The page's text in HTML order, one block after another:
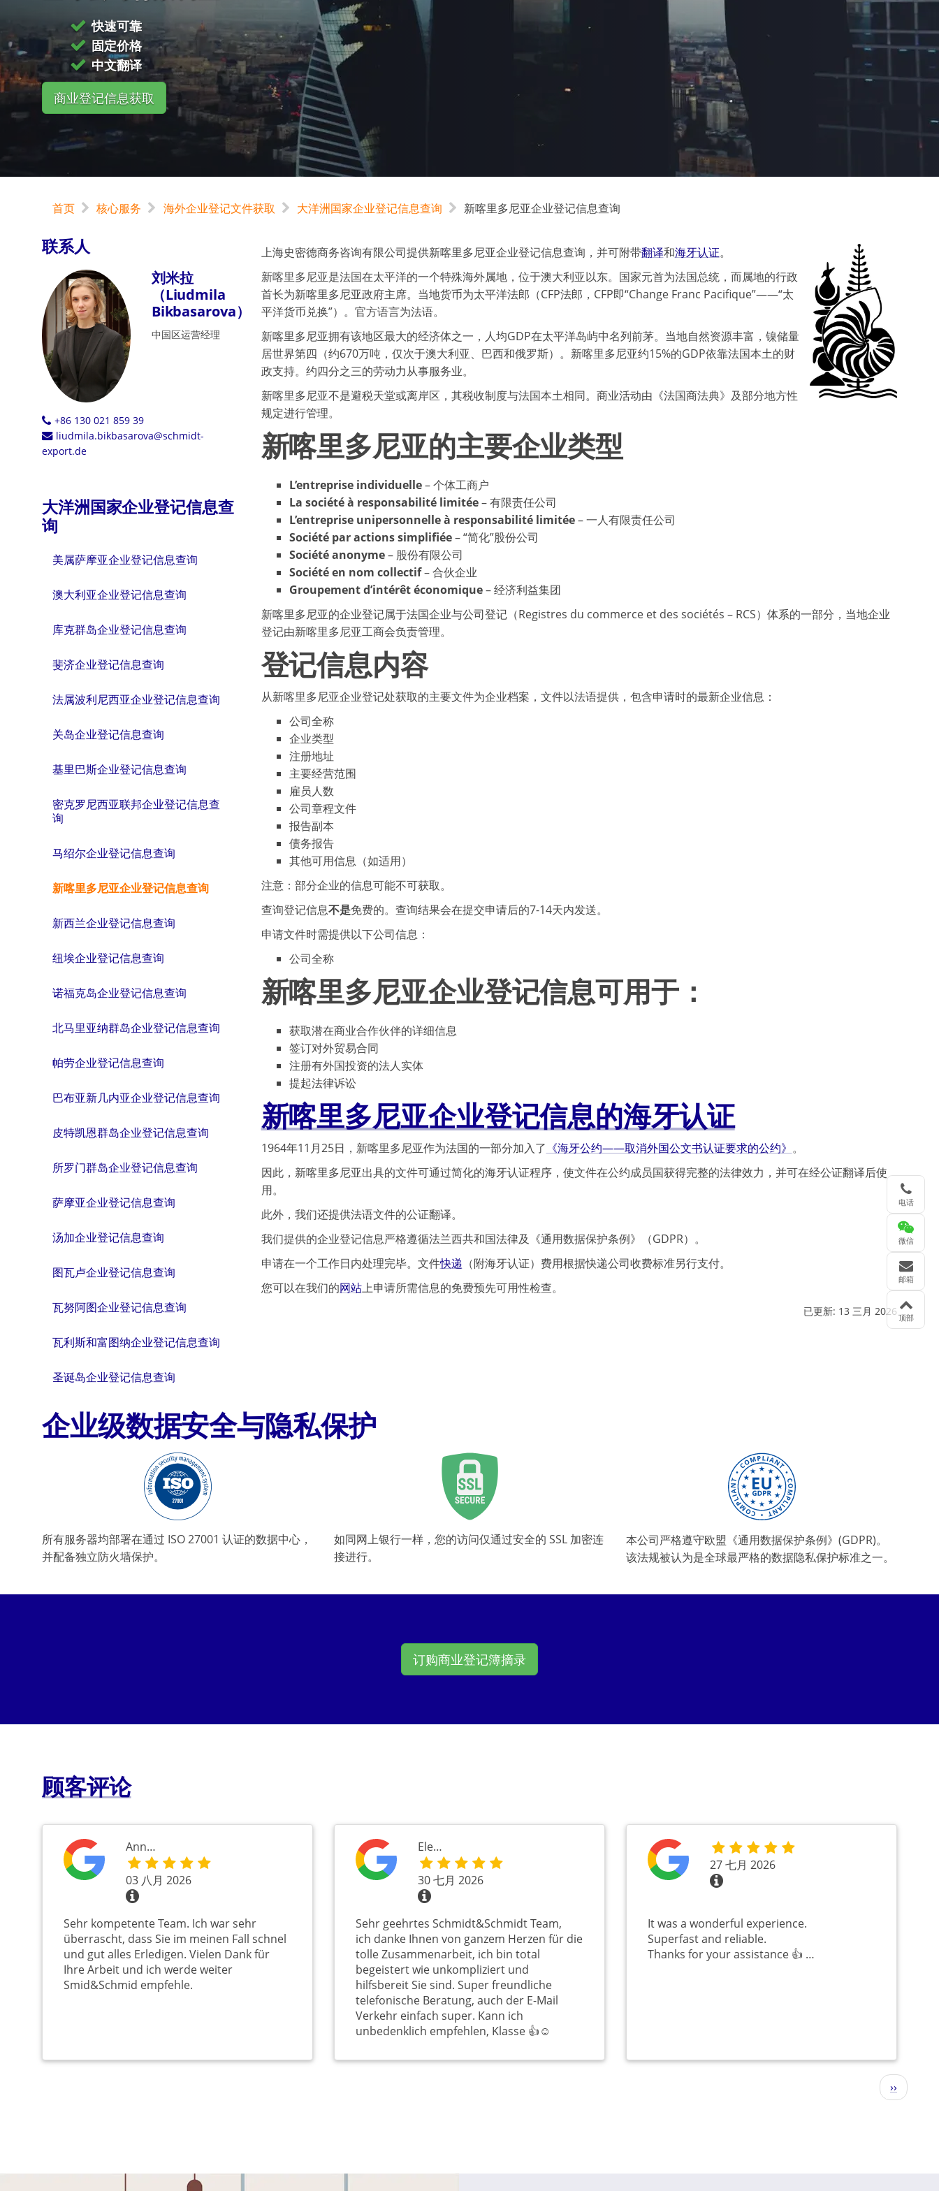
快速可靠
固定价格
中文翻译
商业登记信息获取
首页 核心服务 海外企业登记文件获取 大洋洲国家企业登记信息查询 新喀里多尼亚企业登记信息查询
联系人
刘米拉
（Liudmila
Bikbasarova）
中国区运营经理
+86 130 021 859 39
liudmila.bikbasarova@schmidt-
export.de
大洋洲国家企业登记信息查
询
美属萨摩亚企业登记信息查询
澳大利亚企业登记信息查询
库克群岛企业登记信息查询
斐济企业登记信息查询
法属波利尼西亚企业登记信息查询
关岛企业登记信息查询
基里巴斯企业登记信息查询
密克罗尼西亚联邦企业登记信息查
询
马绍尔企业登记信息查询
新喀里多尼亚企业登记信息查询
新西兰企业登记信息查询
纽埃企业登记信息查询
诺福克岛企业登记信息查询
北马里亚纳群岛企业登记信息查询
帕劳企业登记信息查询
巴布亚新几内亚企业登记信息查询
皮特凯恩群岛企业登记信息查询
所罗门群岛企业登记信息查询
萨摩亚企业登记信息查询
汤加企业登记信息查询
图瓦卢企业登记信息查询
瓦努阿图企业登记信息查询
瓦利斯和富图纳企业登记信息查询
圣诞岛企业登记信息查询
上海史密德商务咨询有限公司提供新喀里多尼亚企业登记信息查询，并可附带翻译和海牙认证。
新喀里多尼亚是法国在太平洋的一个特殊海外属地，位于澳大利亚以东。国家元首为法国总统，而属地的行政
首长为新喀里多尼亚政府主席。当地货币为太平洋法郎（CFP法郎，CFP即“Change Franc Pacifique”——“太
平洋货币兑换”）。官方语言为法语。
新喀里多尼亚拥有该地区最大的经济体之一，人均GDP在太平洋岛屿中名列前茅。当地自然资源丰富，镍储量
居世界第四（约670万吨，仅次于澳大利亚、巴西和俄罗斯）。新喀里多尼亚约15%的GDP依靠法国本土的财
政支持。约四分之三的劳动力从事服务业。
新喀里多尼亚不是避税天堂或离岸区，其税收制度与法国本土相同。商业活动由《法国商法典》及部分地方性
规定进行管理。
新喀里多尼亚的主要企业类型
L’entreprise individuelle– 个体工商户
La société à responsabilité limitée– 有限责任公司
L’entreprise unipersonnelle à responsabilité limitée– 一人有限责任公司
Société par actions simplifiée– “简化”股份公司
Société anonyme– 股份有限公司
Société en nom collectif– 合伙企业
Groupement d’intérêt économique– 经济利益集团
新喀里多尼亚的企业登记属于法国企业与公司登记（Registres du commerce et des sociétés – RCS）体系的一部分，当地企业
登记由新喀里多尼亚工商会负责管理。
登记信息内容
从新喀里多尼亚企业登记处获取的主要文件为企业档案，文件以法语提供，包含申请时的最新企业信息：
公司全称
企业类型
注册地址
主要经营范围
雇员人数
公司章程文件
报告副本
债务报告
其他可用信息（如适用）
注意：部分企业的信息可能不可获取。
查询登记信息不是免费的。查询结果会在提交申请后的7-14天内发送。
申请文件时需提供以下公司信息：
公司全称
新喀里多尼亚企业登记信息可用于：
获取潜在商业合作伙伴的详细信息
签订对外贸易合同
注册有外国投资的法人实体
提起法律诉讼
新喀里多尼亚企业登记信息的海牙认证
1964年11月25日，新喀里多尼亚作为法国的一部分加入了 《海牙公约——取消外国公文书认证要求的公约》 。
因此，新喀里多尼亚出具的文件可通过简化的海牙认证程序，使文件在公约成员国获得完整的法律效力，并可在经公证翻译后使
用。
此外，我们还提供法语文件的公证翻译。
我们提供的企业登记信息严格遵循法兰西共和国法律及《通用数据保护条例》（GDPR）。
申请在一个工作日内处理完毕。文件快递 （附海牙认证）费用根据快递公司收费标准另行支付。
您可以在我们的网站上申请所需信息的免费预先可用性检查。
已更新: 13 三月 2026
企业级数据安全与隐私保护
所有服务器均部署在通过 ISO 27001 认证的数据中心，
并配备独立防火墙保护。
如同网上银行一样，您的访问仅通过安全的 SSL 加密连
接进行。
本公司严格遵守欧盟《通用数据保护条例》(GDPR)。
该法规被认为是全球最严格的数据隐私保护标准之一。
订购商业登记簿摘录
顾客评论
Ann…
03 八月 2026
Sehr kompetente Team. Ich war sehr
überrascht, dass Sie im meinen Fall schnel
und gut alles Erledigen. Vielen Dank für
Ihre Arbeit und ich werde weiter
Smid&Schmid empfehle.
Ele…
30 七月 2026
Sehr geehrtes Schmidt&Schmidt Team,
ich danke Ihnen von ganzem Herzen für die
tolle Zusammenarbeit, ich bin total
begeistert wie unkompliziert und
hilfsbereit Sie sind. Super freundliche
telefonische Beratung, auch der E-Mail
Verkehr einfach super. Kann ich
unbedenklich empfehlen, Klasse 👍☺️
27 七月 2026
It was a wonderful experience.
Superfast and reliable.
Thanks for your assistance 👍 …
下
一
››
电话
微信
邮箱
顶部